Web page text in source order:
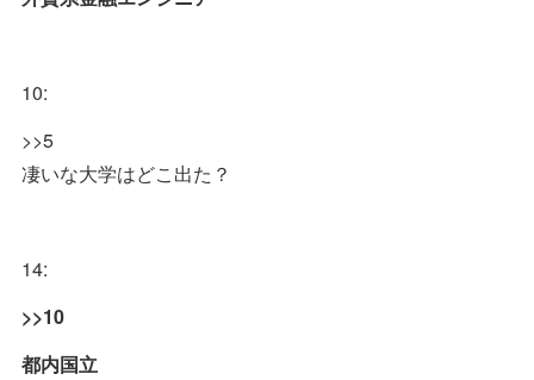
10:
>>5
凄いな大学はどこ出た？
14:
>>10
都内国立